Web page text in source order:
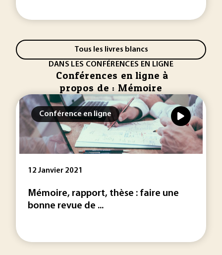
Tous les livres blancs
DANS LES CONFÉRENCES EN LIGNE
Conférences en ligne à
propos de : Mémoire
Conférence en ligne
12 Janvier 2021
Mémoire, rapport, thèse : faire une
bonne revue de ...